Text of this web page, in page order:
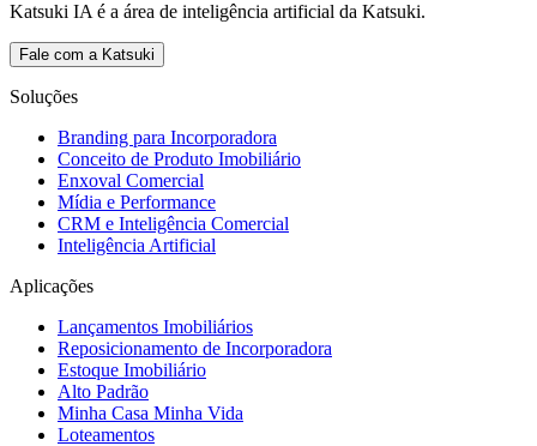
Katsuki IA é a área de inteligência artificial da Katsuki.
Fale com a Katsuki
Soluções
Branding para Incorporadora
Conceito de Produto Imobiliário
Enxoval Comercial
Mídia e Performance
CRM e Inteligência Comercial
Inteligência Artificial
Aplicações
Lançamentos Imobiliários
Reposicionamento de Incorporadora
Estoque Imobiliário
Alto Padrão
Minha Casa Minha Vida
Loteamentos